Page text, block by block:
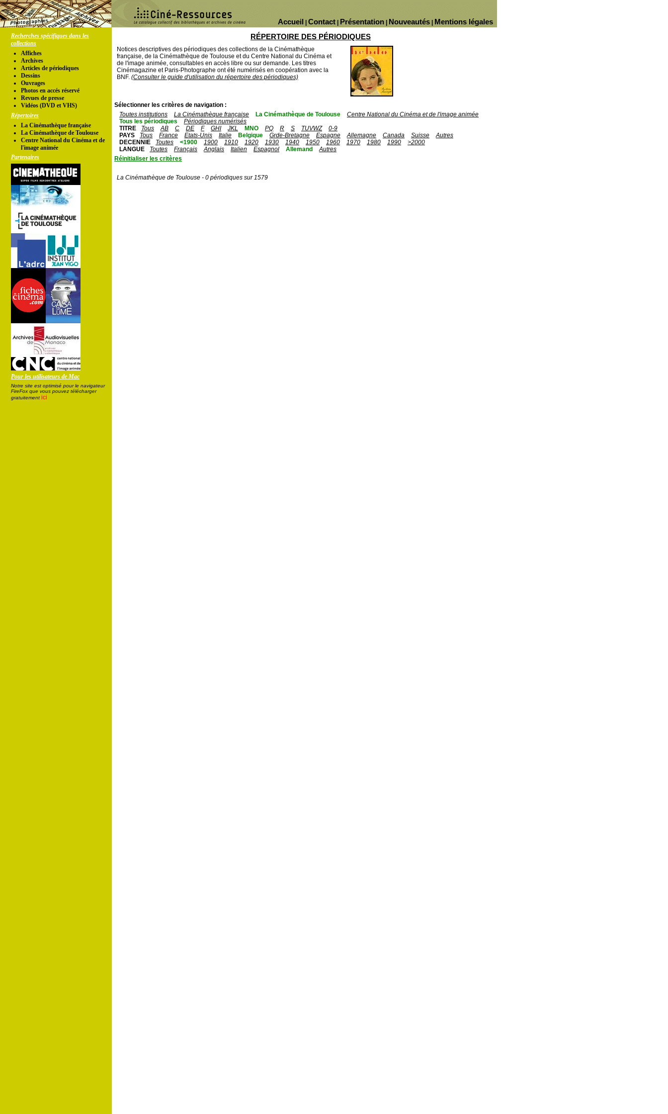
Mentions légales
Nouveautés
Présentation
Contact
Accueil
Recherches spécifiques dans les
collections
Affiches
Archives
Articles de périodiques
Dessins
Ouvrages
Photos en accés réservé
Revues de presse
Vidéos (DVD et VHS)
Répertoires
La Cinémathèque française
La Cinémathèque de Toulouse
Centre National du Cinéma et de
l'image animée
Partenaires
Pour les utilisateurs de Mac
Notre site est optimisé pour le navigateur
FireFox que vous pouvez télécharger
gratuitement ici
RÉPERTOIRE DES PÉRIODIQUES
Notices descriptives des périodiques des collections de la Cinémathèque
française, de la Cinémathèque de Toulouse et du Centre National du Cinéma et
de l'image animée, consultables en accès libre ou sur demande. Les titres
Cinémagazine et Paris-Photographe ont été numérisés en coopération avec la
BNF. (Consulter le guide d'utilisation du répertoire des périodiques)
Sélectionner les critères de navigation :
Toutes institutions
La Cinémathèque française La Cinémathèque de Toulouse
Centre National du Cinéma et de l'image animée
Tous les périodiques
Périodiques numérisés
TITRE
Tous AB C DE F GHI JKL MNO PQ R S TUVWZ
0-9
PAYS
Tous France Etats-Unis Italie Belgique Grde-Bretagne Espagne Allemagne Canada Suisse
Autres
DECENNIE
Toutes <1900 1900 1910 1920 1930 1940 1950 1960 1970 1980 1990
>2000
LANGUE
Toutes Français Anglais Italien Espagnol Allemand
Autres
Réinitialiser les critères
La Cinémathèque de Toulouse - 0 périodiques sur 1579